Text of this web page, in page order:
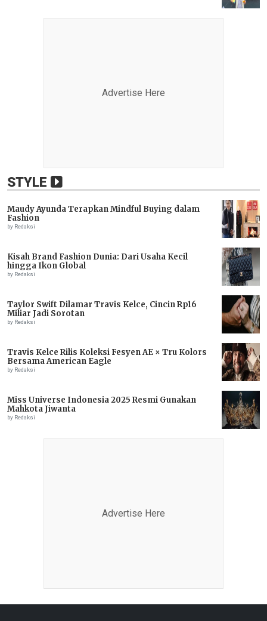
Advertise Here
STYLE
Maudy Ayunda Terapkan Mindful Buying dalam
Fashion
by Redaksi
Kisah Brand Fashion Dunia: Dari Usaha Kecil
hingga Ikon Global
by Redaksi
Taylor Swift Dilamar Travis Kelce, Cincin Rp16
Miliar Jadi Sorotan
by Redaksi
Travis Kelce Rilis Koleksi Fesyen AE × Tru Kolors
Bersama American Eagle
by Redaksi
Miss Universe Indonesia 2025 Resmi Gunakan
Mahkota Jiwanta
by Redaksi
Advertise Here